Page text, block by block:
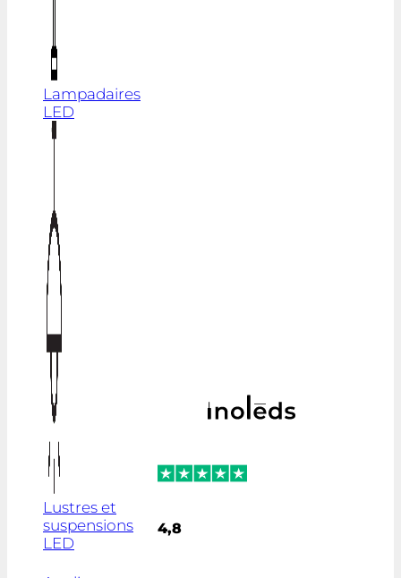
Lampadaires
LED
Lustres et
suspensions
LED
4,8